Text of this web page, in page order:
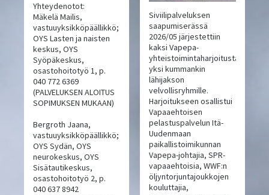
Yhteydenotot:
Mäkelä Mailis,
vastuuyksikköpäällikkö;
OYS Lasten ja naisten
keskus, OYS
Syöpäkeskus,
osastohoitotyö 1, p.
040 772 6369
(PALVELUKSEN ALOITUS
SOPIMUKSEN MUKAAN)
Bergroth Jaana,
vastuuyksikköpäällikkö;
OYS Sydän, OYS
neurokeskus, OYS
Sisätautikeskus,
osastohoitotyö 2, p.
040 637 8942
Siviilipalveluksen
saapumiserässä
2026/05 järjestettiin
kaksi Vapepa-
yhteistoimintaharjoitusta,
yksi kummankin
lähijakson
velvollisryhmille.
Harjoitukseen osallistui
Vapaaehtoisen
pelastuspalvelun Itä-
Uudenmaan
paikallistoimikunnan
Vapepa-johtajia, SPR-
vapaaehtoisia, WWF:n
öljyntorjuntajoukkojen
kouluttajia,